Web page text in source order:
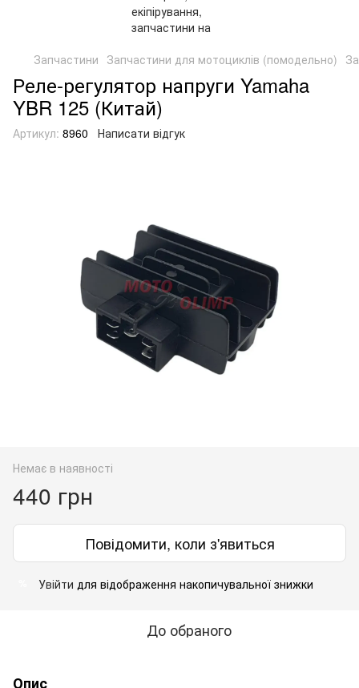
Запчастини Запчастини для мотоциклів (помодельно)
Реле-регулятор напруги Yamaha
YBR 125 (Китай)
Артикул: 8960 Написати відгук
Немає в наявності
440 грн
Повідомити, коли з'явиться
Увійти для відображення накопичувальної знижки
До обраного
Опис